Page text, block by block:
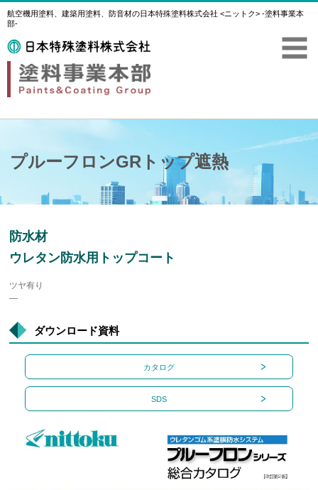
航空機用塗料、建築用塗料、防音材の日本特殊塗料株式会社 <ニットク> -塗料事業本
部-
プルーフロンGRトップ遮熱
防水材
ウレタン防水用トップコート
ツヤ有り
―
ダウンロード資料
カタログ
SDS